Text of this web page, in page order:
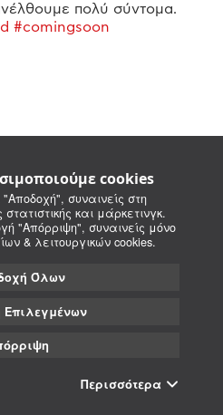
cookies
συναινείς στη
και μάρκετινγκ.
"Απόρριψη", συναινείς μόνο
& λειτουργικών cookies.
Όλων
Επιλεγμένων
Περισσότερα
πολύ σύντομα.
#comingsoon